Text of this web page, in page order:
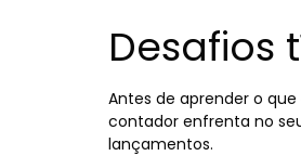
Desafios
Antes de aprender o que
contador enfrenta no
lançamentos.